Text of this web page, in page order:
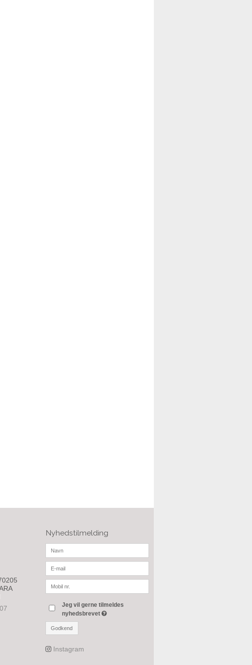
Nyhedstilmelding
Jeg vil gerne tilmeldes
nyhedsbrevet
Godkend
Instagram